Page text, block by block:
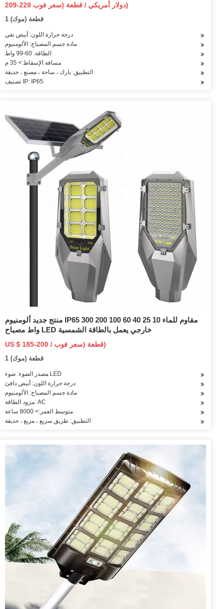
209-228 دولار أمريكي / قطعة (سعر فوب)
1 قطعة (موك)
درجة حرارة اللون: أبيض نقي
مادة جسم المصباح: الألومنيوم
الطاقة: 60-99 واط
مسافة الإسقاط:> 35 م
التطبيق: بارك ، ساحة ، مصنع ، حديقة
تصنيف IP: IP65
منتج جديد ألومنيوم IP65 مقاوم للماء 10 25 40 60 100 200 300
واط مصباح LED خارجي يعمل بالطاقة الشمسية
US $ 185-200 / قطعة (سعر فوب)
1 قطعة (موك)
مصدر الضوء: ضوء LED
درجة حرارة اللون: أبيض دافئ
مادة جسم المصباح: الألومنيوم
مزود الطاقة: AC
متوسط العمر:> 8000 ساعة
التطبيق: طريق سريع ، مربع ، حديقة